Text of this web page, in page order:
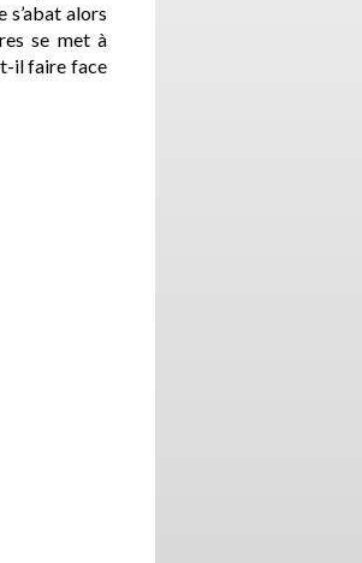
s’abat alors
se met à
t-il faire face